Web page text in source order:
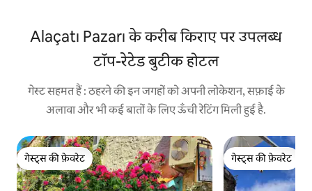
Alaçatı Pazarı के करीब किराए पर उपलब्ध
टॉप-रेटेड बुटीक होटल
गेस्ट सहमत हैं : ठहरने की इन जगहों को अपनी लोकेशन, सफ़ाई के
अलावा और भी कई बातों के लिए ऊँची रेटिंग मिली हुई है.
गेस्ट्स की फ़ेवरेट
गेस्ट्स की फ़ेवरेट
गेस्ट्स की फ़ेवरेट
गेस्ट्स की फ़ेवरेट